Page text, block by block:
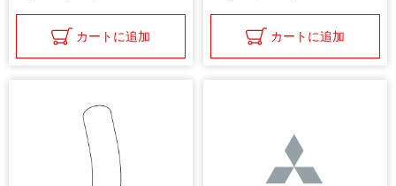
カートに追加 カートに追加